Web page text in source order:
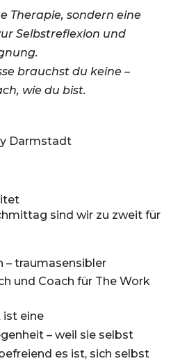
Therapie, sondern eine
Selbstreflexion und
brauchst du keine –
wie du bist.
sind wir zu zweit für
– traumasensibler
und Coach für The Work
ist eine
– weil sie selbst
es ist, sich selbst